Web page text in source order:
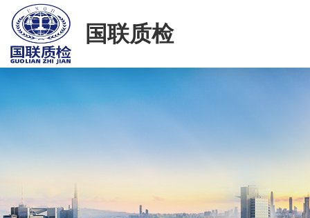
国联质检